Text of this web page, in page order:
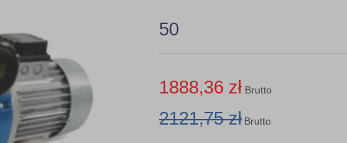
50
1888,36 zł Brutto
2121,75 zł Brutto